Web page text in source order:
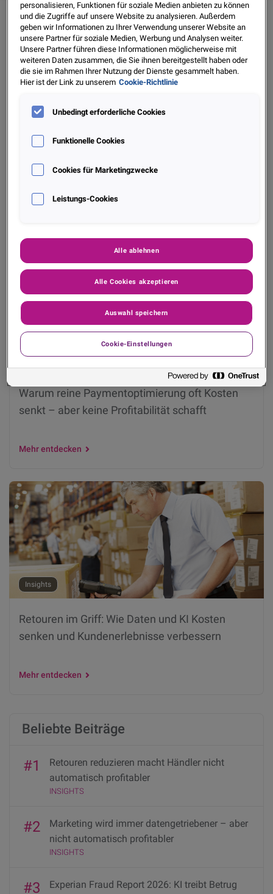
Schadeninflation & Volatilität: Das wahre Risiko
im Kfz‑Bestand
Insights
Warum reine Paymentoptimierung oft Kosten
senkt – aber keine Profitabilität schafft
Mehr entdecken
Insights
Retouren im Griff: Wie Daten und KI Kosten
senken und Kundenerlebnisse verbessern
Mehr entdecken
Beliebte Beiträge
#1
Retouren reduzieren macht Händler nicht
automatisch profitabler
INSIGHTS
#2
Marketing wird immer datengetriebener – aber
nicht automatisch profitabler
INSIGHTS
#3
Experian Fraud Report 2026: KI treibt Betrug
personalisieren, Funktionen für soziale Medien anbieten zu können
und die Zugriffe auf unsere Website zu analysieren. Außerdem
geben wir Informationen zu Ihrer Verwendung unserer Website an
unsere Partner für soziale Medien, Werbung und Analysen weiter.
Unsere Partner führen diese Informationen möglicherweise mit
weiteren Daten zusammen, die Sie ihnen bereitgestellt haben oder
die sie im Rahmen Ihrer Nutzung der Dienste gesammelt haben.
Hier ist der Link zu unserem Cookie-Richtlinie
Unbedingt erforderliche Cookies
Funktionelle Cookies
Cookies für Marketingzwecke
Leistungs-Cookies
Alle ablehnen
Alle Cookies akzeptieren
Auswahl speichern
Cookie-Einstellungen